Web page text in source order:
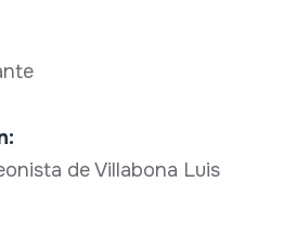
de Villabona Luis